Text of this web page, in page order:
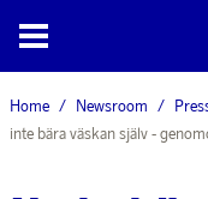
Home Newsroom
inte bära väskan själv -